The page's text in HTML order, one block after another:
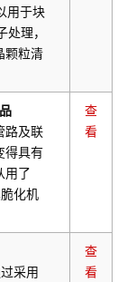
用于块
理，
颗粒清
路及联
得具有
用了
化机
查
看
采用
查
看